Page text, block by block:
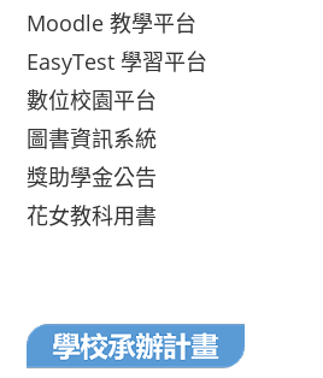
Moodle 教學平台
EasyTest 學習平台
數位校園平台
圖書資訊系統
獎助學金公告
花女教科用書